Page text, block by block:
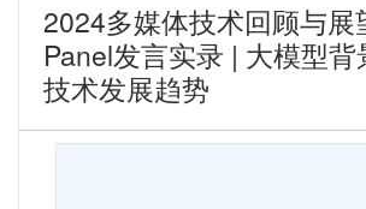
2024多媒体技术回顾与展
Panel发言实录 | 大模型
技术发展趋势